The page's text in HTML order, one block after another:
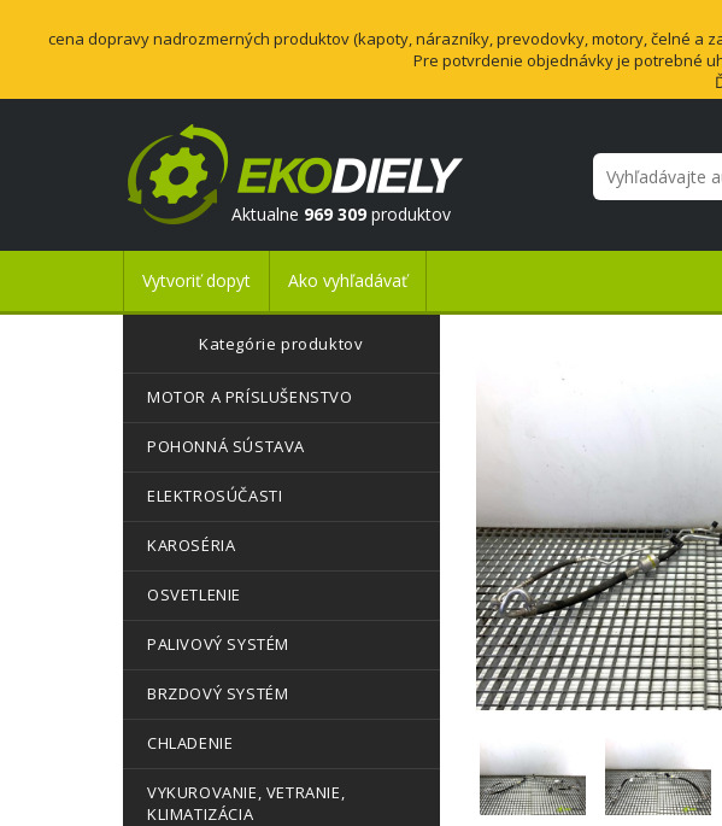
cena dopravy nadrozmerných produktov (kapoty, nárazníky, prevodovky, motory, čelné a
Pre potvrdenie objednávky je potrebné
Aktualne 969 309 produktov
Vytvoriť dopyt Ako vyhľadávať
Kategórie produktov
MOTOR A PRÍSLUŠENSTVO
POHONNÁ SÚSTAVA
ELEKTROSÚČASTI
KAROSÉRIA
OSVETLENIE
PALIVOVÝ SYSTÉM
BRZDOVÝ SYSTÉM
CHLADENIE
VYKUROVANIE, VETRANIE,
KLIMATIZÁCIA